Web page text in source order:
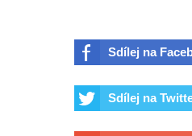
Sdílej na
Sdílej na